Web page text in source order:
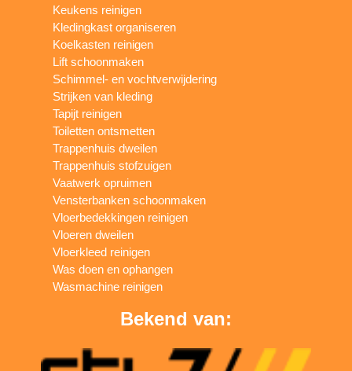
Keukens reinigen
Kledingkast organiseren
Koelkasten reinigen
Lift schoonmaken
Schimmel- en vochtverwijdering
Strijken van kleding
Tapijt reinigen
Toiletten ontsmetten
Trappenhuis dweilen
Trappenhuis stofzuigen
Vaatwerk opruimen
Vensterbanken schoonmaken
Vloerbedekkingen reinigen
Vloeren dweilen
Vloerkleed reinigen
Was doen en ophangen
Wasmachine reinigen
Bekend van: